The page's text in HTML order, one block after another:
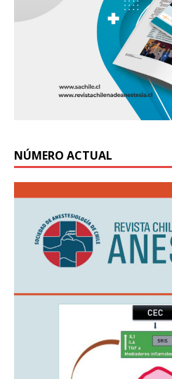
NÚMERO ACTUAL